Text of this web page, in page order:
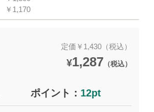
￥1,170
定価￥1,430（税込）
¥1,287 （税込）
ポイント： 12pt